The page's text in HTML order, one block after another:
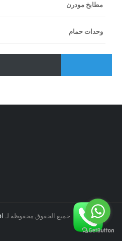
مطابخ مودرن
وحدات حمام
جميع الحقوق محفوظة لـ